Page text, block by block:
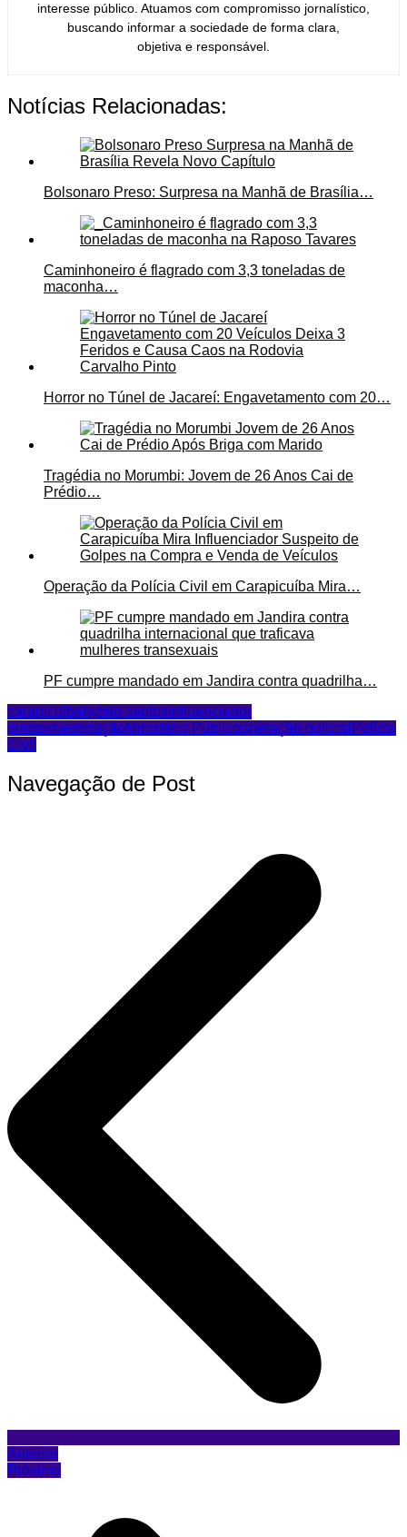
interesse público. Atuamos com compromisso jornalístico,
buscando informar a sociedade de forma clara,
objetiva e responsável.
Notícias Relacionadas:
Bolsonaro Preso: Surpresa na Manhã de Brasília…
Caminhoneiro é flagrado com 3,3 toneladas de
maconha…
Horror no Túnel de Jacareí: Engavetamento com 20…
Tragédia no Morumbi: Jovem de 26 Anos Cai de
Prédio…
Operação da Polícia Civil em Carapicuíba Mira…
PF cumpre mandado em Jandira contra quadrilha…
carapicuíbahytalo santosinfluenciador
presoinvestigaçãoMinistério Públicooperação policial Polícia
Civil
Navegação de Post
Anterior
Próximo